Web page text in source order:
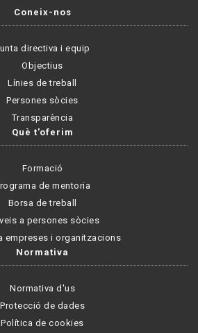
Coneix-nos
directiva i equip
Objectius
Línies de treball
Persones sòcies
Transparència
Què t'oferim
Formació
de mentoria
Borsa de treball
a persones sòcies
empreses i organitzacions
Normativa
Normativa d'us
Protecció de dades
Política de cookies